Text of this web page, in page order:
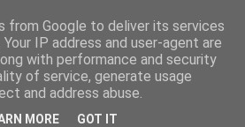
from Google to deliver its services
IP address and user-agent are
with performance and security
of service, generate usage
and address abuse.
MORE GOT IT